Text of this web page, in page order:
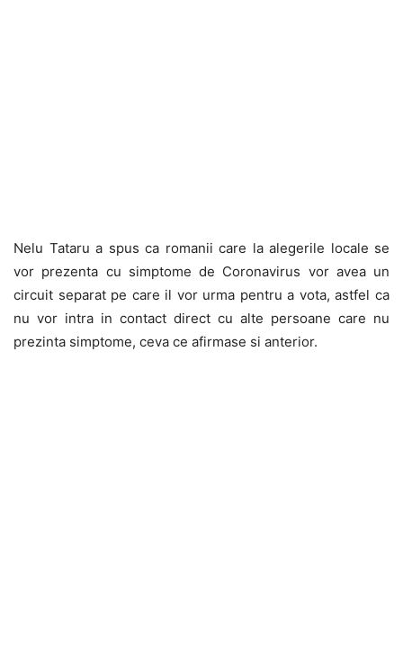
Nelu Tataru a spus ca romanii care la alegerile locale se
vor prezenta cu simptome de Coronavirus vor avea un
circuit separat pe care il vor urma pentru a vota, astfel ca
nu vor intra in contact direct cu alte persoane care nu
prezinta simptome, ceva ce afirmase si anterior.